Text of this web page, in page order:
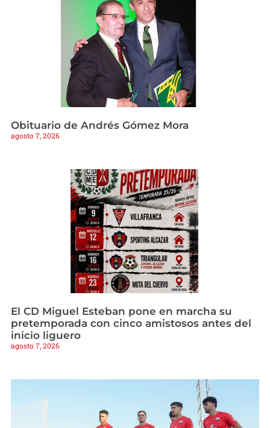
Obituario de Andrés Gómez Mora
agosto 7, 2026
El CD Miguel Esteban pone en marcha su
pretemporada con cinco amistosos antes del
inicio liguero
agosto 7, 2026